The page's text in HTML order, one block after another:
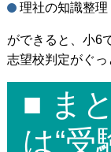
理社の知識整理
ができると、小6
志望校判定がぐっ
■ ま
は“